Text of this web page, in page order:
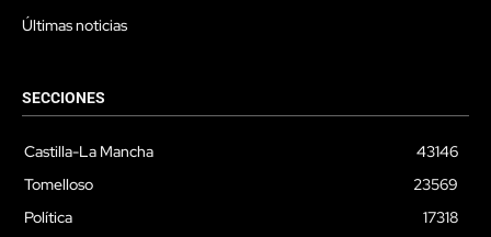
Últimas noticias
SECCIONES
Castilla-La Mancha
43146
Tomelloso
23569
Política
17318